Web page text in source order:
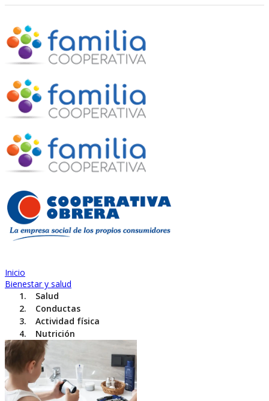
Inicio
Bienestar y salud
Salud
Conductas
Actividad física
Nutrición